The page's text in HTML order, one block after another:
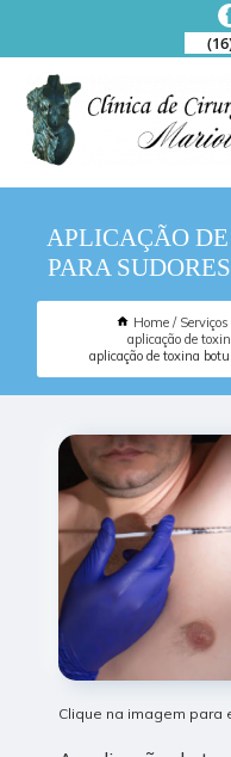
APLICAÇÃO
PARA
Home Serviços
aplicação de
aplicação de toxina
Clique na imagem para